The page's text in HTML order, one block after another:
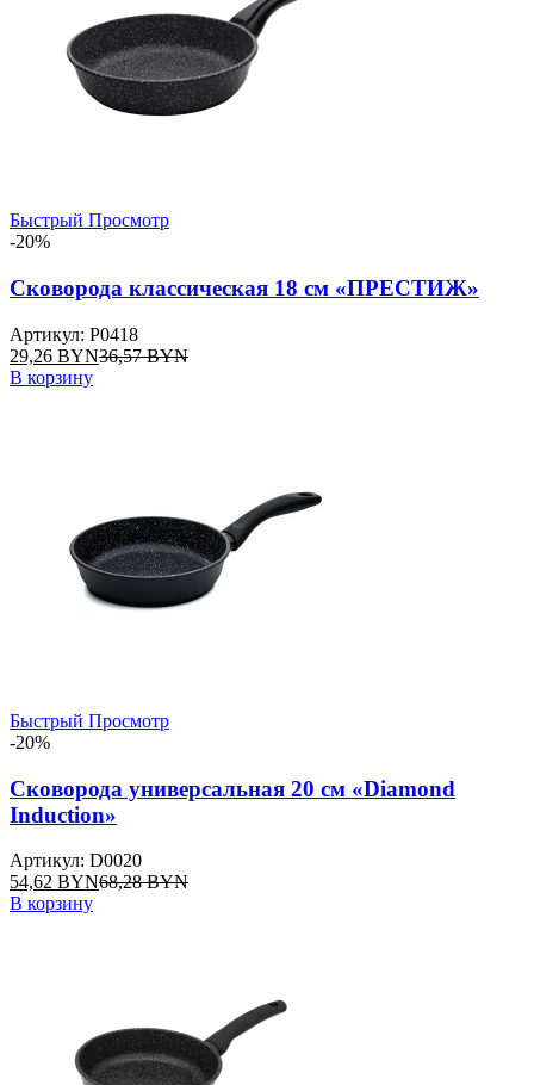
Быстрый Просмотр
-20%
Сковорода классическая 18 см «ПРЕСТИЖ»
Артикул: P0418
29,26 BYN36,57BYN
В корзину
Быстрый Просмотр
-20%
Сковорода универсальная 20 см «Diamond
Induction»
Артикул: D0020
54,62 BYN68,28BYN
В корзину